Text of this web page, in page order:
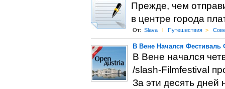
Прежде, чем
в центре города
От: Slava l Путешествия >
В Вене Начался
В Вене начался
/slash-Filmfestival
За эти десять дней